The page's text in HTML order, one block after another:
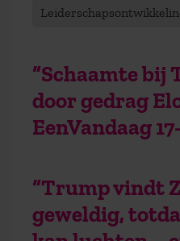
“Schaamte bij
door gedrag
EenVandaag
“Trump vindt
geweldig,